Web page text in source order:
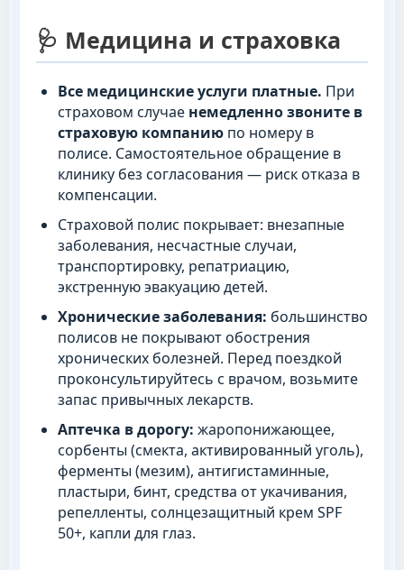
🩺 Медицина и страховка
Все медицинские услуги платные. При
страховом случае немедленно звоните в
страховую компанию по номеру в
полисе. Самостоятельное обращение в
клинику без согласования — риск отказа в
компенсации.
Страховой полис покрывает: внезапные
заболевания, несчастные случаи,
транспортировку, репатриацию,
экстренную эвакуацию детей.
Хронические заболевания: большинство
полисов не покрывают обострения
хронических болезней. Перед поездкой
проконсультируйтесь с врачом, возьмите
запас привычных лекарств.
Аптечка в дорогу: жаропонижающее,
сорбенты (смекта, активированный уголь),
ферменты (мезим), антигистаминные,
пластыри, бинт, средства от укачивания,
репелленты, солнцезащитный крем SPF
50+, капли для глаз.